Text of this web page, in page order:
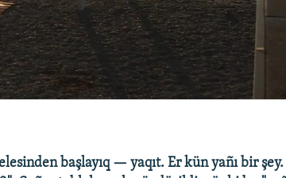
başlayıq — yaqıt. Er kün yañı bir şey.